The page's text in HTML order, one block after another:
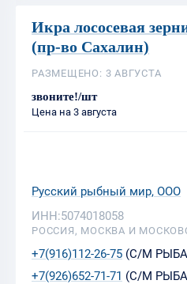
Икра лососевая
(пр-во Сахалин)
РАЗМЕЩЕНО: 3 АВГУСТА
звоните!/шт
Цена на 3 августа
Русский рыбный мир, ООО
ИНН:5074018058
РОССИЯ, МОСКВА И
+7(916)112-26-75 (С/М
+7(926)652-71-71 (С/М